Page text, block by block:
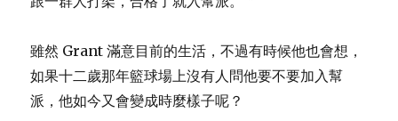
雖然 Grant 滿意目前的生活，不過有時候他也會想，
如果十二歲那年籃球場上沒有人問他要不要加入幫
派，他如今又會變成時麼樣子呢？